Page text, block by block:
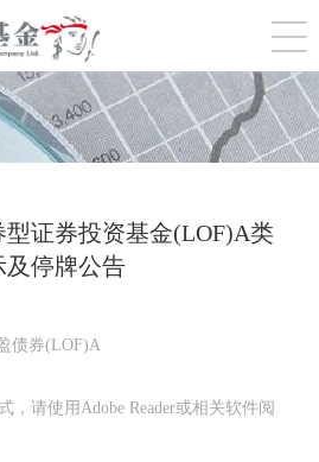
切
证券投资基金(LOF)A类
停牌公告
债券(LOF)A
，请使用Adobe Reader或相关软件阅